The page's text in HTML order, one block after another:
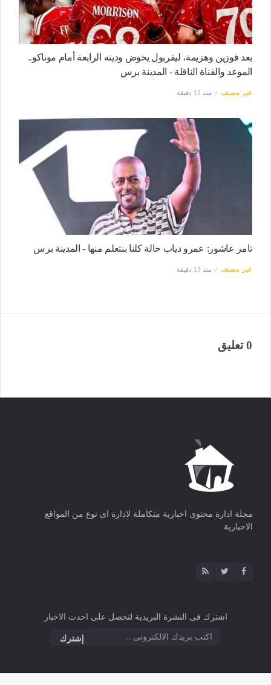
بعد فوزين وهزيمة، ليفربول يخوض وديته الرابعة أمام موناكو..
الموعد والقناة الناقلة - المدينة برس
غير مصنف منذ 13 دقيقة
تامر عاشور: عمرو دياب حالة كلنا بنتعلم منها - المدينة برس
غير مصنف منذ 13 دقيقة
0 تعليق
مجلة ادارة محتوى اخبارية متكاملة لادارة اى نوع من المواقع
الاخبارية
اشترك فى النشرة البريدية لتحصل على احدث الاخبار